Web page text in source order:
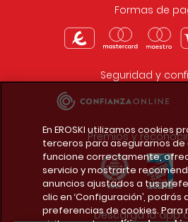
Formas de
Seguridad y
Premios y
Descarga la app
En EROSKI utilizamos cookies
terceros para asegurarnos
funcione correctamente,
servicio y mostrarte
anuncios ajustados a tus
clic en ‘Configuración’, podrás
preferencias de cookies. Para